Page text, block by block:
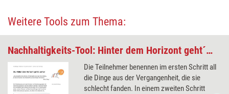
Weitere Tools zum Thema:
Nachhaltigkeits-Tool: Hinter dem Horizont geht´s weiter
Die Teilnehmer benennen im ersten Schritt all
die Dinge aus der Vergangenheit, die sie
schlecht fanden. In einem zweiten Schritt